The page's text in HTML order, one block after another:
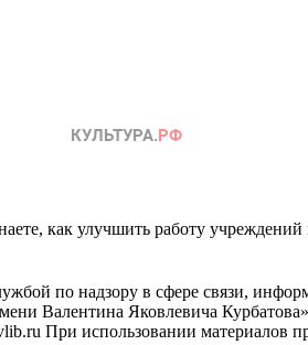
как улучшить работу учреждений
по надзору в сфере связи,
Валентина Яковлевича Курбатова»
При использовании материалов